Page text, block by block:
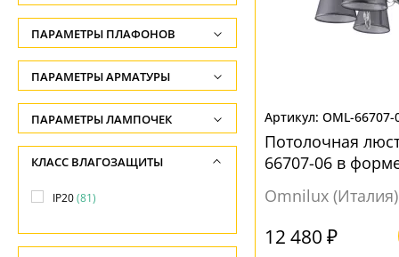
OML-66707-
Потолочная
66707-06 в
Omnilux (Италия)
12 480 ₽
Высота, см
-
Длина подвеса, см
-
Ширина, см
-
Диаметр, см
ПАРАМЕТРЫ ПЛАФОНОВ
ПОВЕРХНОСТЬ
Матовый(20)
Прозрачный(6)
Рельефный(4)
Текстиль
НАПРАВЛЕНИЕ
ПАРАМЕТРЫ АРМАТУРЫ
ЦВЕТ АРМАТУРЫ
Бежевый(1)
ПАРАМЕТРЫ ЛАМПОЧЕК
Количество ламп
-
Общая мощность ламп
-
КЛАСС ВЛАГОЗАЩИТЫ
IP20(81)